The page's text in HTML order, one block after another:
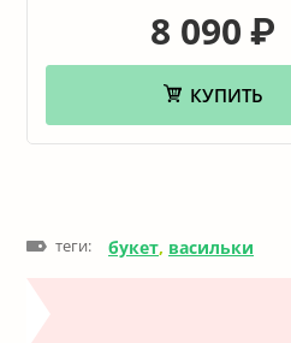
8 090 ₽
КУПИТЬ
теги: букет, васильки